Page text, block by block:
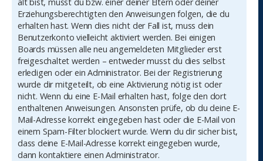
Erziehungsberechtigten den Anweisungen folgen, die du
erhalten hast. Wenn dies nicht der Fall ist, muss dein
Benutzerkonto vielleicht aktiviert werden. Bei einigen
Boards müssen alle neu angemeldeten Mitglieder erst
freigeschaltet werden – entweder musst du dies selbst
erledigen oder ein Administrator. Bei der Registrierung
wurde dir mitgeteilt, ob eine Aktivierung nötig ist oder
nicht. Wenn du eine E-Mail erhalten hast, folge den dort
enthaltenen Anweisungen. Ansonsten prüfe, ob du deine E-
Mail-Adresse korrekt eingegeben hast oder die E-Mail von
einem Spam-Filter blockiert wurde. Wenn du dir sicher bist,
dass deine E-Mail-Adresse korrekt eingegeben wurde,
dann kontaktiere einen Administrator.